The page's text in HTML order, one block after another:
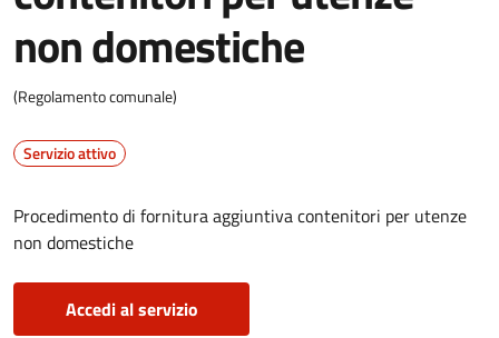
non domestiche
(Regolamento comunale)
Servizio attivo
Procedimento di fornitura aggiuntiva contenitori per utenze
non domestiche
Accedi al servizio